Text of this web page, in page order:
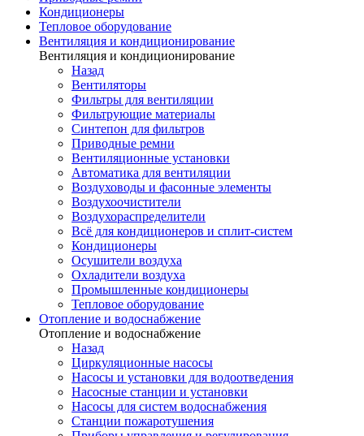
Кондиционеры
Тепловое оборудование
Вентиляция и кондиционирование
Вентиляция и кондиционирование
Назад
Вентиляторы
Фильтры для вентиляции
Фильтрующие материалы
Синтепон для фильтров
Приводные ремни
Вентиляционные установки
Автоматика для вентиляции
Воздуховоды и фасонные элементы
Воздухоочистители
Воздухораспределители
Всё для кондиционеров и сплит-систем
Кондиционеры
Осушители воздуха
Охладители воздуха
Промышленные кондиционеры
Тепловое оборудование
Отопление и водоснабжение
Отопление и водоснабжение
Назад
Циркуляционные насосы
Насосы и установки для водоотведения
Насосные станции и установки
Насосы для систем водоснабжения
Станции пожаротушения